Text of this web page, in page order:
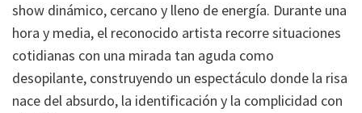
show dinámico, cercano y lleno de energía. Durante una
hora y media, el reconocido artista recorre situaciones
cotidianas con una mirada tan aguda como
desopilante, construyendo un espectáculo donde la risa
nace del absurdo, la identificación y la complicidad con